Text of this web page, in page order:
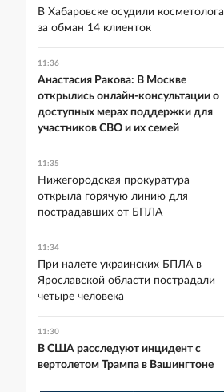
В Хабаровске осудили косметолога
за обман 14 клиенток
11:36
Анастасия Ракова: В Москве
открылись онлайн-консультации о
доступных мерах поддержки для
участников СВО и их семей
11:35
Нижегородская прокуратура
открыла горячую линию для
пострадавших от БПЛА
11:34
При налете украинских БПЛА в
Ярославской области пострадали
четыре человека
11:30
В США расследуют инцидент с
вертолетом Трампа в Вашингтоне